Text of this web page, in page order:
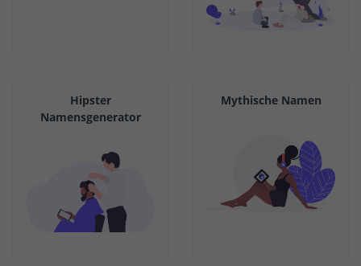
Hipster
Namensgenerator
Mythische Namen